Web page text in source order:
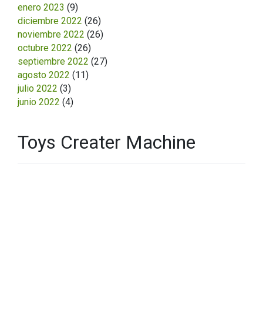
enero 2023 (9)
diciembre 2022 (26)
noviembre 2022 (26)
octubre 2022 (26)
septiembre 2022 (27)
agosto 2022 (11)
julio 2022 (3)
junio 2022 (4)
Toys Creater Machine